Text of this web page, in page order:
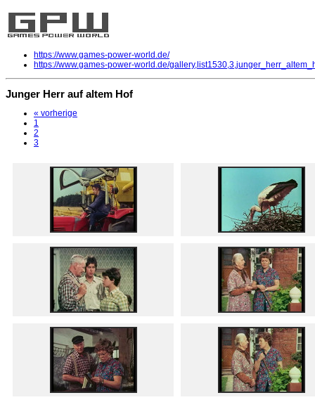
https://www.games-power-world.de/
https://www.games-power-world.de/
Junger Herr auf altem Hof
« vorherige
1
2
3